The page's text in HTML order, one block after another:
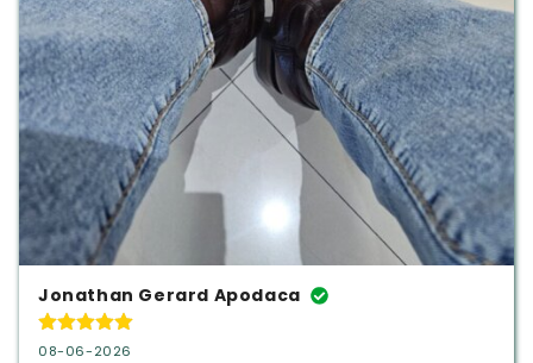
Jonathan Gerard Apodaca
08-06-2026